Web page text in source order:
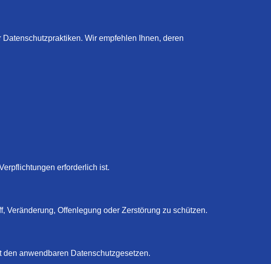
Wir empfehlen Ihnen, deren
erforderlich ist.
Offenlegung oder Zerstörung zu schützen.
anwendbaren Datenschutzgesetzen.